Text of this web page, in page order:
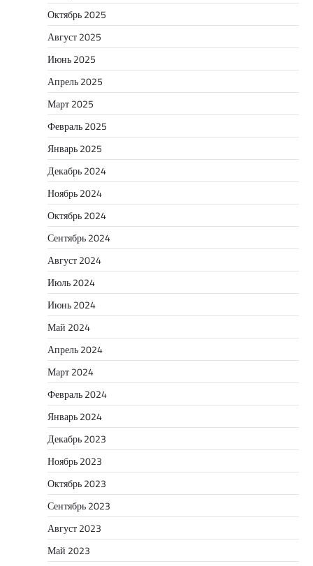
Октябрь 2025
Август 2025
Июнь 2025
Апрель 2025
Март 2025
Февраль 2025
Январь 2025
Декабрь 2024
Ноябрь 2024
Октябрь 2024
Сентябрь 2024
Август 2024
Июль 2024
Июнь 2024
Май 2024
Апрель 2024
Март 2024
Февраль 2024
Январь 2024
Декабрь 2023
Ноябрь 2023
Октябрь 2023
Сентябрь 2023
Август 2023
Май 2023